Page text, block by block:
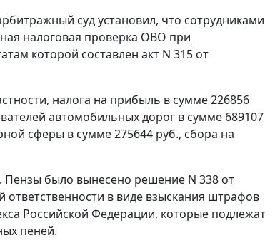
суд установил, что сотрудниками
налоговая проверка ОВО при
которой составлен акт N 315 от
налога на прибыль в сумме 226856
автомобильных дорог в сумме 689107
сферы в сумме 275644 руб., сбора на
было вынесено решение N 338 от
в виде взыскания штрафов
Российской Федерации, которые подлежат
пеней.